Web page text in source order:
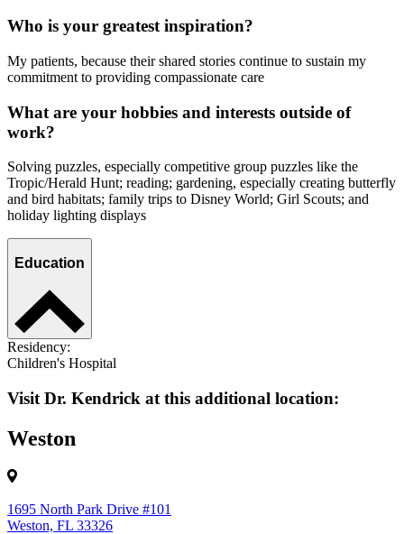
Who is your greatest inspiration?
My patients, because their shared stories continue to sustain my
commitment to providing compassionate care
What are your hobbies and interests outside of
work?
Solving puzzles, especially competitive group puzzles like the
Tropic/Herald Hunt; reading; gardening, especially creating butterfly
and bird habitats; family trips to Disney World; Girl Scouts; and
holiday lighting displays
Education
Residency:
Children's Hospital
Visit Dr. Kendrick at this additional location:
Weston
1695 North Park Drive #101
Weston, FL 33326